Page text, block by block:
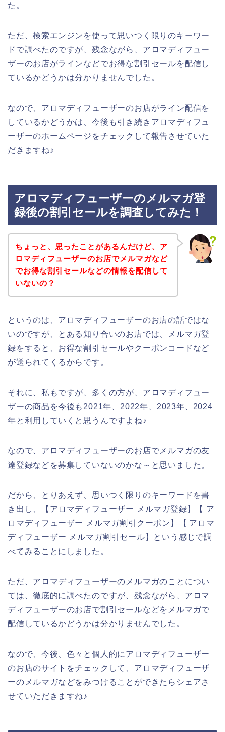
た。
ただ、検索エンジンを使って思いつく限りのキーワー
ドで調べたのですが、残念ながら、アロマディフュー
ザーのお店がラインなどでお得な割引セールを配信し
ているかどうかは分かりませんでした。
なので、アロマディフューザーのお店がライン配信を
しているかどうかは、今後も引き続きアロマディフュ
ーザーのホームページをチェックして報告させていた
だきますね♪
アロマディフューザーのメルマガ登
録後の割引セールを調査してみた！
ちょっと、思ったことがあるんだけど、ア
ロマディフューザーのお店でメルマガなど
でお得な割引セールなどの情報を配信して
いないの？
というのは、アロマディフューザーのお店の話ではな
いのですが、とある知り合いのお店では、メルマガ登
録をすると、お得な割引セールやクーポンコードなど
が送られてくるからです。
それに、私もですが、多くの方が、アロマディフュー
ザーの商品を今後も2021年、2022年、2023年、2024
年と利用していくと思うんですよね♪
なので、アロマディフューザーのお店でメルマガの友
達登録などを募集していないのかな～と思いました。
だから、とりあえず、思いつく限りのキーワードを書
き出し、【アロマディフューザー メルマガ登録】【 ア
ロマディフューザー メルマガ割引クーポン】【 アロマ
ディフューザー メルマガ割引セール】という感じで調
べてみることにしました。
ただ、アロマディフューザーのメルマガのことについ
ては、徹底的に調べたのですが、残念ながら、アロマ
ディフューザーのお店で割引セールなどをメルマガで
配信しているかどうかは分かりませんでした。
なので、今後、色々と個人的にアロマディフューザー
のお店のサイトをチェックして、アロマディフューザ
ーのメルマガなどをみつけることができたらシェアさ
せていただきますね♪